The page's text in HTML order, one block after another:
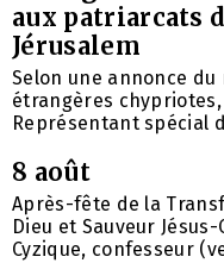
aux patriarcats
Jérusalem
Selon une annonce
étrangères
Représentant spécial
8 août
Après-fête de la
Dieu et Sauveur
Cyzique, confesseur